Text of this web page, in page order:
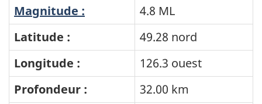
Magnitude :
4.8 ML
Latitude :
49.28 nord
Longitude :
126.3 ouest
Profondeur :
32.00 km